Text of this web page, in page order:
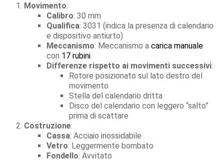
Movimento:
Calibro: 30 mm
Qualifica: 3031 (indica la presenza di calendario
e dispositivo antiurto)
Meccanismo: Meccanismo acarica manuale
con 17 rubini
Differenze rispetto ai movimenti successivi:
Rotore posizionato sul lato destro del
movimento
Stella del calendario dritta
Disco del calendario con leggero “salto”
prima di scattare
Costruzione:
Cassa: Acciaio inossidabile
Vetro: Leggermente bombato
Fondello: Avvitato